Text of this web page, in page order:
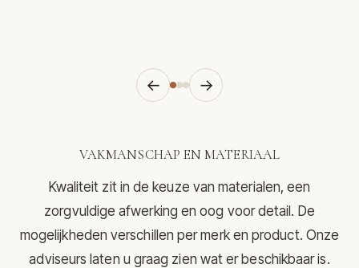
← →
VAKMANSCHAP EN MATERIAAL
Kwaliteit zit in de keuze van materialen, een
zorgvuldige afwerking en oog voor detail. De
mogelijkheden verschillen per merk en product. Onze
adviseurs laten u graag zien wat er beschikbaar is.